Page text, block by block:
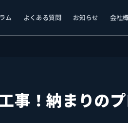
ム よくある質問 お知らせ 会社
事！納まりの